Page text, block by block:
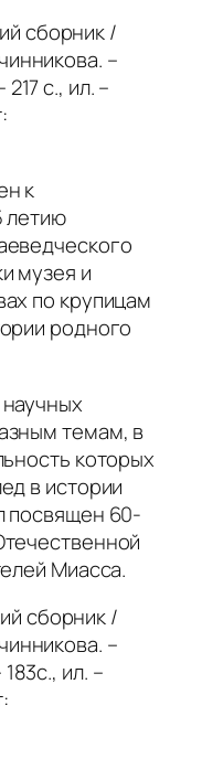
сборник /
–
с., ил. –
к
летию
музея и
по крупицам
родного
темам, в
которых
в истории
посвящен 60-
Миасса.
сборник /
–
ил. –